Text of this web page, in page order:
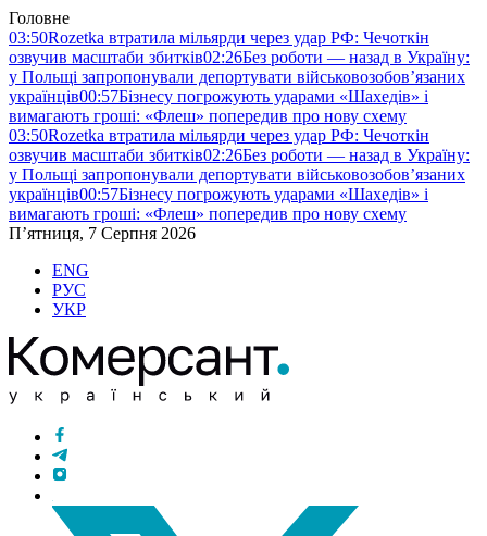
Головне
03:50Rozetka втратила мільярди через удар РФ: Чечоткін
озвучив масштаби збитків02:26Без роботи — назад в Україну:
у Польщі запропонували депортувати військовозобов’язаних
українців00:57Бізнесу погрожують ударами «Шахедів» і
вимагають гроші: «Флеш» попередив про нову схему
03:50Rozetka втратила мільярди через удар РФ: Чечоткін
озвучив масштаби збитків02:26Без роботи — назад в Україну:
у Польщі запропонували депортувати військовозобов’язаних
українців00:57Бізнесу погрожують ударами «Шахедів» і
вимагають гроші: «Флеш» попередив про нову схему
П’ятниця, 7 Серпня 2026
ENG
РУС
УКР